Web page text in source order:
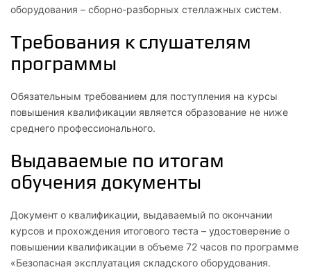
оборудования – сборно-разборных стеллажных систем.
Требования к слушателям
программы
Обязательным требованием для поступления на курсы
повышения квалификации является образование не ниже
среднего профессионального.
Выдаваемые по итогам
обучения документы
Документ о квалификации, выдаваемый по окончании
курсов и прохождения итогового теста – удостоверение о
повышении квалификации в объеме 72 часов по программе
«Безопасная эксплуатация складского оборудования.